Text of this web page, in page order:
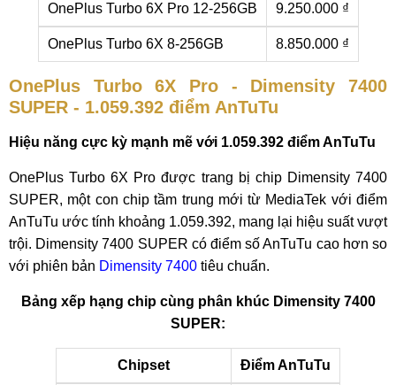
OnePlus Turbo 6X Pro 12-256GB 9.250.000 ₫
OnePlus Turbo 6X 8-256GB 8.850.000 ₫
OnePlus Turbo 6X Pro - Dimensity 7400
SUPER - 1.059.392 điểm AnTuTu
Hiệu năng cực kỳ mạnh mẽ với 1.059.392 điểm AnTuTu
OnePlus Turbo 6X Pro được trang bị chip Dimensity 7400
SUPER, một con chip tầm trung mới từ MediaTek với điểm
AnTuTu ước tính khoảng 1.059.392, mang lại hiệu suất vượt
trội. Dimensity 7400 SUPER có điểm số AnTuTu cao hơn so
với phiên bản Dimensity 7400 tiêu chuẩn.
Bảng xếp hạng chip cùng phân khúc Dimensity 7400
SUPER:
Chipset Điểm AnTuTu